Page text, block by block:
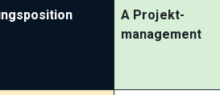
A Projekt-
management